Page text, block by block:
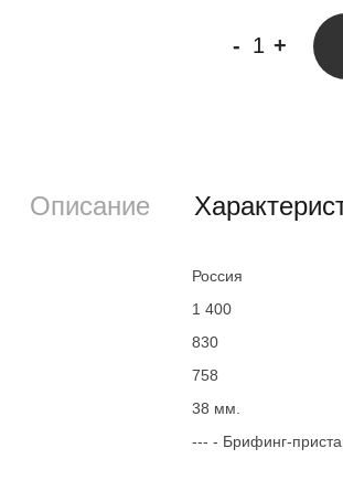
- +
Описание
Россия
1 400
830
758
38 мм.
--- - Брифинг-